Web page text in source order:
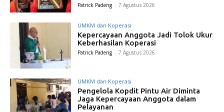
Patrick Padeng - 7 Agustus 2026
UMKM dan Koperasi
Kepercayaan Anggota Jadi Tolok Ukur
Keberhasilan Koperasi
Patrick Padeng - 7 Agustus 2026
UMKM dan Koperasi
Pengelola Kopdit Pintu Air Diminta
Jaga Kepercayaan Anggota dalam
Pelayanan